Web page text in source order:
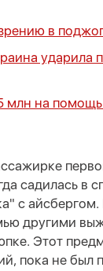
в
ударила
млн на
садилась в
с
другими
Этот
пока не